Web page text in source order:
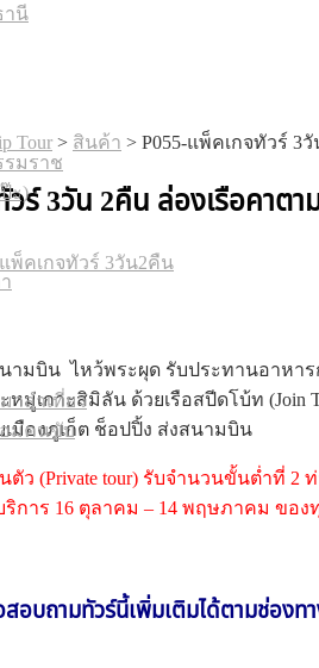
านี
รมราช
ะ)
าลำเที่ยว
อมคนขับ
Tour > สินค้า > P055-แพ็คเกจทัวร์ 3
ร์ 3วัน 2คืน ล่องเรือคาตา
แพ็คเกจทัวร์ 3วัน2คืน
ามบิน ไหว้พระผุด รับประทานอาหาร
หมู่เกาะสิมิลัน ด้วยเรือสปีดโบ้ท (Join
เมืองภูเก็ต ช็อปปิ้ง ส่งสนามบิน
ว (Private tour) รับจำนวนขั้นต่ำที่ 2
ริการ 16 ตุลาคม – 14 พฤษภาคม ของ
สอบถามทัวร์นี้เพิ่มเติมได้ตามช่องท